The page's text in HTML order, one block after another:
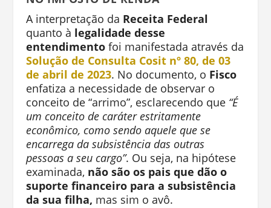
A interpretação da Receita Federal
quanto à legalidade desse
entendimentofoi manifestada através da
Solução de Consulta Cosit nº 80, de 03
de abril de 2023. No documento, o Fisco
enfatiza a necessidade de observar o
conceito de “arrimo”, esclarecendo que “É
um conceito de caráter estritamente
econômico, como sendo aquele que se
encarrega da subsistência das outras
pessoas a seu cargo”. Ou seja, na hipótese
examinada, não são os pais que dão o
suporte financeiro para a subsistência
da sua filha, mas sim o avô.